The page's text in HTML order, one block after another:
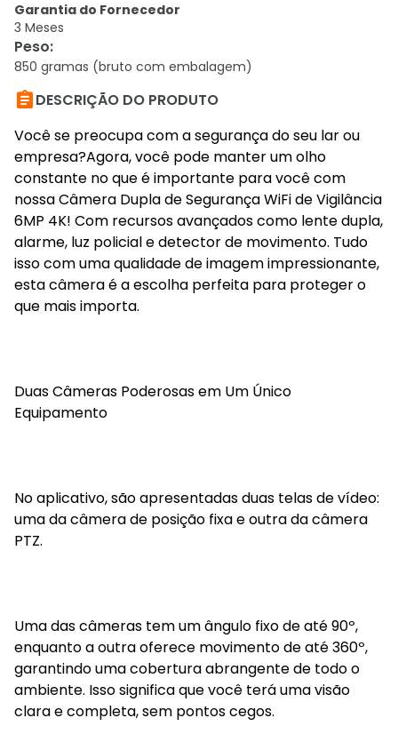
Garantia do Fornecedor
3 Meses
Peso:
850 gramas (bruto com embalagem)
DESCRIÇÃO DO PRODUTO
Você se preocupa com a segurança do seu lar ou
empresa?Agora, você pode manter um olho
constante no que é importante para você com
nossa Câmera Dupla de Segurança WiFi de Vigilância
6MP 4K! Com recursos avançados como lente dupla,
alarme, luz policial e detector de movimento. Tudo
isso com uma qualidade de imagem impressionante,
esta câmera é a escolha perfeita para proteger o
que mais importa.
Duas Câmeras Poderosas em Um Único
Equipamento
No aplicativo, são apresentadas duas telas de vídeo:
uma da câmera de posição fixa e outra da câmera
PTZ.
Uma das câmeras tem um ângulo fixo de até 90º,
enquanto a outra oferece movimento de até 360º,
garantindo uma cobertura abrangente de todo o
ambiente. Isso significa que você terá uma visão
clara e completa, sem pontos cegos.